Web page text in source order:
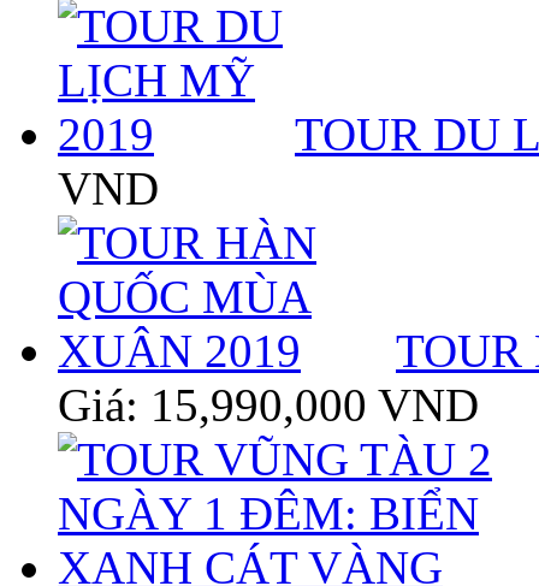
TOUR DU
VND
TOUR
Giá: 15,990,000 VND